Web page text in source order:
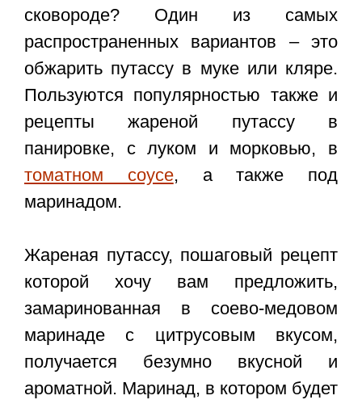
сковороде? Один из самых
распространенных вариантов – это
обжарить путассу в муке или кляре.
Пользуются популярностью также и
рецепты жареной путассу в
панировке, с луком и морковью, в
томатном соусе, а также под
маринадом.
Жареная путассу, пошаговый рецепт
которой хочу вам предложить,
замаринованная в соево-медовом
маринаде с цитрусовым вкусом,
получается безумно вкусной и
ароматной. Маринад, в котором будет